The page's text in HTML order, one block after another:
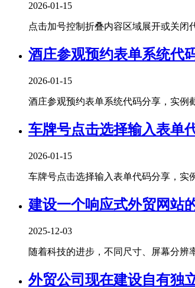
2026-01-15
点击加号控制折叠内容区域展开或关闭
酒庄参观预约表单系统代
2026-01-15
酒庄参观预约表单系统代码分享，实例
车牌号点击选择输入表单
2026-01-15
车牌号点击选择输入表单代码分享，实
建设一个响应式外贸网站
2025-12-03
随着科技的进步，不同尺寸、屏幕分
外贸公司现在建设自有独